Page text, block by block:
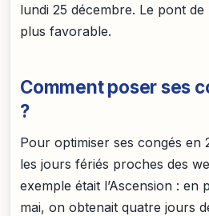
lundi 25 décembre. Le pont de
plus favorable.
Comment poser ses
?
Pour optimiser ses congés en
les jours fériés proches des
exemple était l’Ascension : en
mai, on obtenait quatre jours